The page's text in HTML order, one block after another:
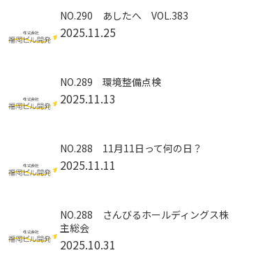
NO.290 あしたへ VOL.383
2025.11.25
NO.289 環境整備点検
2025.11.13
NO.288 11月11日って何の日？
2025.11.11
NO.288 さんびるホールディングス株
主総会
2025.10.31